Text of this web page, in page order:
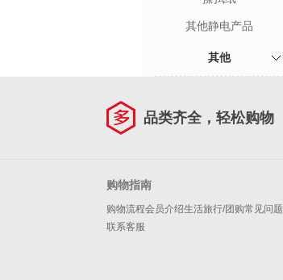
其他静电产品
其他
品类齐全，轻松购物
购物指南
购物流程会员介绍生活旅行/团购常见问题
联系客服